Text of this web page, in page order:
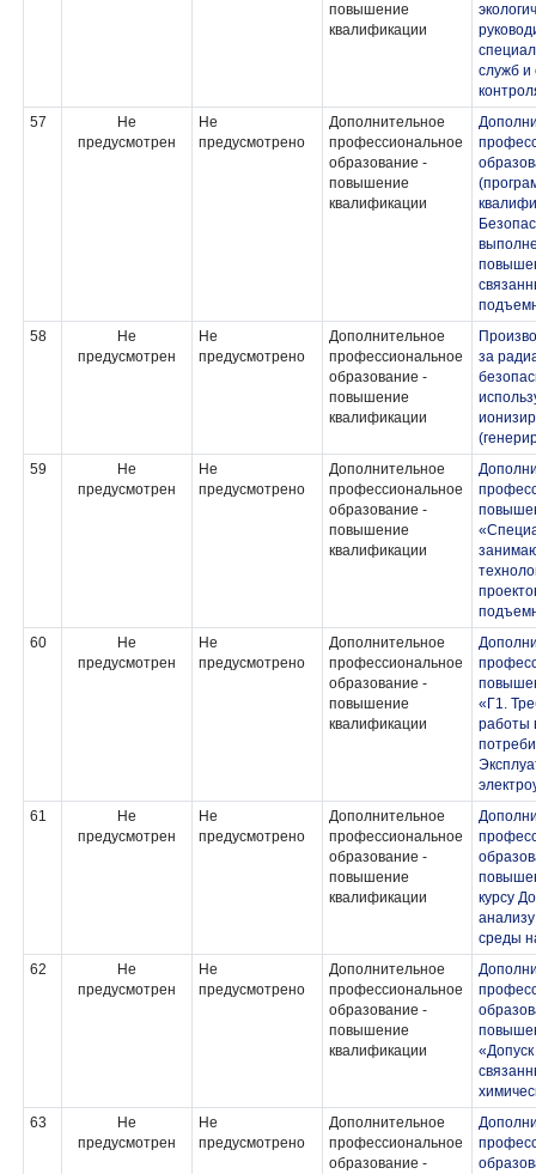
повышение
квалификации
служб и
57
Не
предусмотрен
Не
предусмотрено
Дополнительное
профессиональное
образование -
повышение
квалификации
58
Не
предусмотрен
Не
предусмотрено
Дополнительное
профессиональное
образование -
повышение
квалификации
за
59
Не
предусмотрен
Не
предусмотрено
Дополнительное
профессиональное
образование -
повышение
квалификации
60
Не
предусмотрен
Не
предусмотрено
Дополнительное
профессиональное
образование -
повышение
квалификации
«Г1.
работы
61
Не
предусмотрен
Не
предусмотрено
Дополнительное
профессиональное
образование -
повышение
квалификации
курсу
среды
62
Не
предусмотрен
Не
предусмотрено
Дополнительное
профессиональное
образование -
повышение
квалификации
63
Не
предусмотрен
Не
предусмотрено
Дополнительное
профессиональное
образование -